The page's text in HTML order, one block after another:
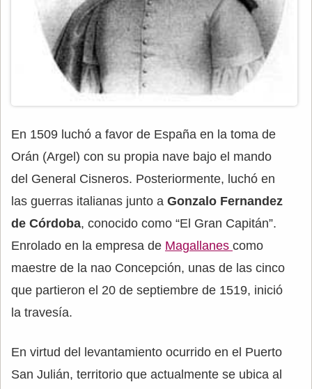
En 1509 luchó a favor de España en la toma de
Orán (Argel) con su propia nave bajo el mando
del General Cisneros. Posteriormente, luchó en
las guerras italianas junto a Gonzalo Fernandez
de Córdoba, conocido como “El Gran Capitán”.
Enrolado en la empresa de Magallanes como
maestre de la nao Concepción, unas de las cinco
que partieron el 20 de septiembre de 1519, inició
la travesía.
En virtud del levantamiento ocurrido en el Puerto
San Julián, territorio que actualmente se ubica al